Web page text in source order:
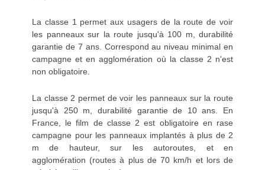
La classe 1 permet aux usagers de la route de voir
les panneaux sur la route jusqu'à 100 m, durabilité
garantie de 7 ans. Correspond au niveau minimal en
campagne et en agglomération où la classe 2 n'est
non obligatoire.
La classe 2 permet de voir les panneaux sur la route
jusqu'à 250 m, durabilité garantie de 10 ans. En
France, le film de classe 2 est obligatoire en rase
campagne pour les panneaux implantés à plus de 2
m de hauteur, sur les autoroutes, et en
agglomération (routes à plus de 70 km/h et lors de